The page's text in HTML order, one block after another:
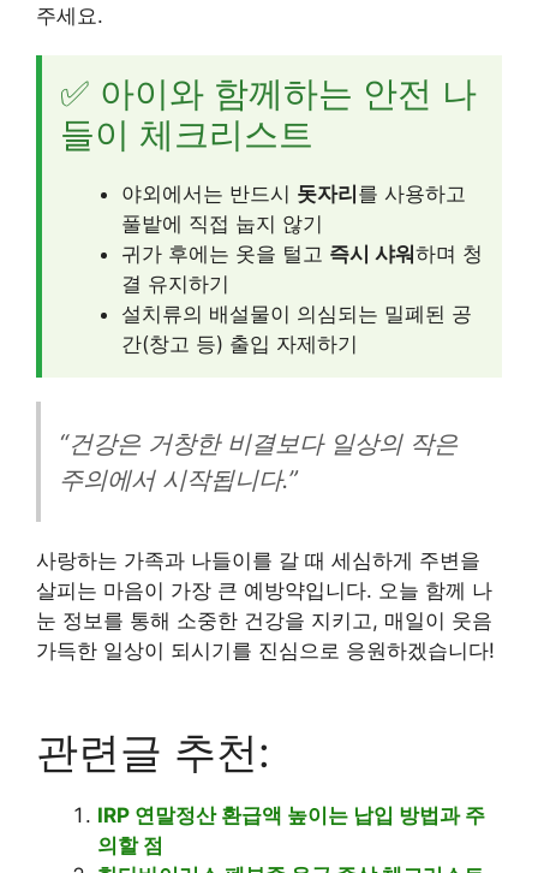
주세요.
✅ 아이와 함께하는 안전 나
들이 체크리스트
야외에서는 반드시 돗자리 를 사용하고
풀밭에 직접 눕지 않기
귀가 후에는 옷을 털고 즉시 샤워 하며 청
결 유지하기
설치류의 배설물이 의심되는 밀폐된 공
간(창고 등) 출입 자제하기
“건강은 거창한 비결보다 일상의 작은
주의에서 시작됩니다.”
사랑하는 가족과 나들이를 갈 때 세심하게 주변을
살피는 마음이 가장 큰 예방약입니다. 오늘 함께 나
눈 정보를 통해 소중한 건강을 지키고, 매일이 웃음
가득한 일상이 되시기를 진심으로 응원하겠습니다!
관련글 추천:
IRP 연말정산 환급액 높이는 납입 방법과 주
의할 점